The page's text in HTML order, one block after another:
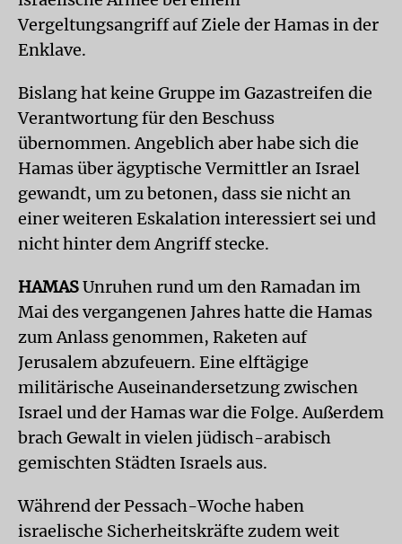
Vergeltungsangriff auf Ziele der Hamas in der
Enklave.
Bislang hat keine Gruppe im Gazastreifen die
Verantwortung für den Beschuss
übernommen. Angeblich aber habe sich die
Hamas über ägyptische Vermittler an Israel
gewandt, um zu betonen, dass sie nicht an
einer weiteren Eskalation interessiert sei und
nicht hinter dem Angriff stecke.
HAMASUnruhen rund um den Ramadan im
Mai des vergangenen Jahres hatte die Hamas
zum Anlass genommen, Raketen auf
Jerusalem abzufeuern. Eine elftägige
militärische Auseinandersetzung zwischen
Israel und der Hamas war die Folge. Außerdem
brach Gewalt in vielen jüdisch-arabisch
gemischten Städten Israels aus.
Während der Pessach-Woche haben
israelische Sicherheitskräfte zudem weit